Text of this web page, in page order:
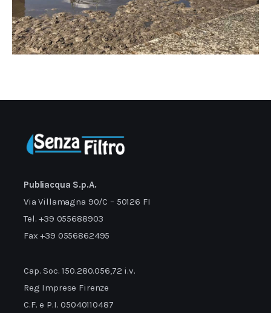
Publiacqua S.p.A.
Via Villamagna 90/C – 50126 FI
Tel. +39 055688903
Fax +39 0556862495
Cap. Soc. 150.280.056,72 i.v.
Reg Imprese Firenze
C.F. e P.I. 05040110487